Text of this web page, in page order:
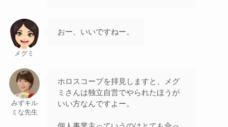
メグミ
おー、いいですねー。
みずキル
ミな先生
ホロスコープを拝見しますと、メグ
ミさんは独立自営でやられたほうが
いい方なんですよー。